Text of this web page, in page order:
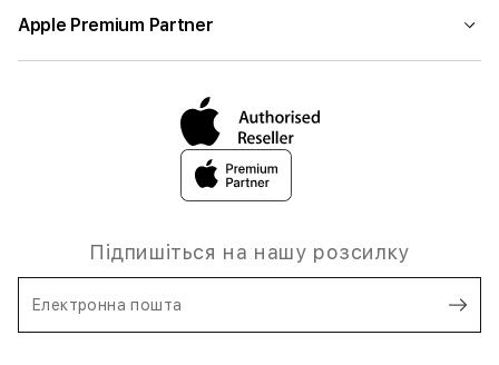
Apple Premium Partner
Підпишіться на нашу розсилку
Електронна пошта